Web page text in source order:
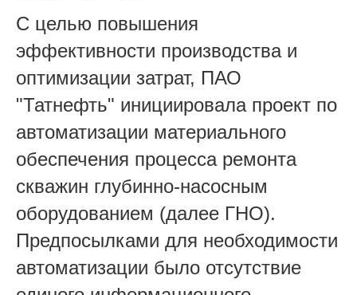
С целью повышения
эффективности производства и
оптимизации затрат, ПАО
"Татнефть" инициировала проект по
автоматизации материального
обеспечения процесса ремонта
скважин глубинно-насосным
оборудованием (далее ГНО).
Предпосылками для необходимости
автоматизации было отсутствие